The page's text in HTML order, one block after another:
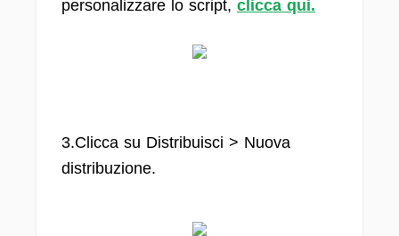
personalizzare lo script, clicca qui.
3.Clicca su Distribuisci > Nuova
distribuzione.